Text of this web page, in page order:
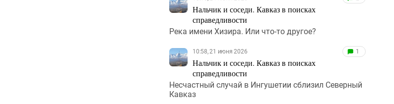
Нальчик и соседи. Кавказ в поисках
справедливости
Река имени Хизира. Или что-то другое?
10:58, 21 июня 2026
Нальчик и соседи. Кавказ в поисках
справедливости
1
Несчастный случай в Ингушетии сблизил Северный
Кавказ